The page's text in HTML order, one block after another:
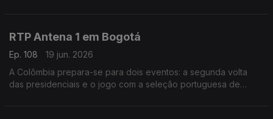
RTP Antena 1 em Bogotá
Ep. 108
19 jun. 2026
A Colômbia prepara-se para dois eventos: a segunda volta
das presidenciais e o jogo com a seleção portuguesa de